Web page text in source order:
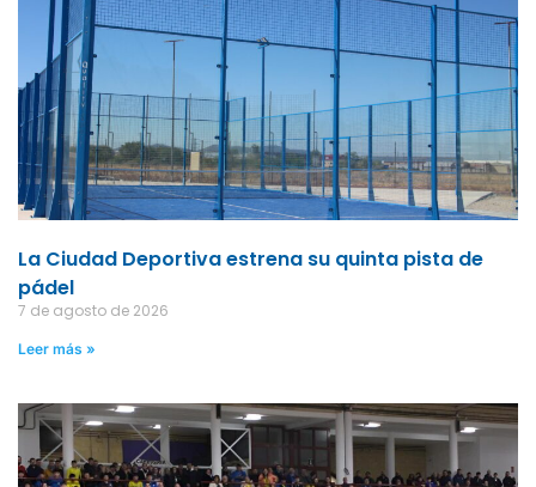
La Ciudad Deportiva estrena su quinta pista de
pádel
7 de agosto de 2026
Leer más »